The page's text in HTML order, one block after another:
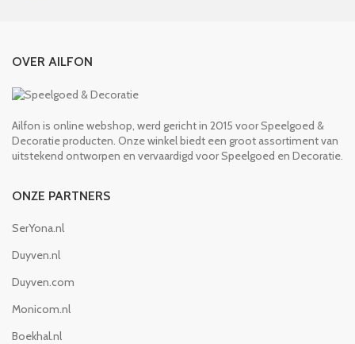
OVER AILFON
Ailfon is online webshop, werd gericht in 2015 voor Speelgoed &
Decoratie producten. Onze winkel biedt een groot assortiment van
uitstekend ontworpen en vervaardigd voor Speelgoed en Decoratie.
ONZE PARTNERS
SerYona.nl
Duyven.nl
Duyven.com
Monicom.nl
Boekhal.nl